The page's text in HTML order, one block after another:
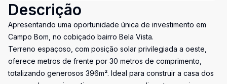
Descrição
Apresentando uma oportunidade única de investimento em
Campo Bom, no cobiçado bairro Bela Vista.
Terreno espaçoso, com posição solar privilegiada a oeste,
oferece metros de frente por 30 metros de comprimento,
totalizando generosos 396m². Ideal para construir a casa dos